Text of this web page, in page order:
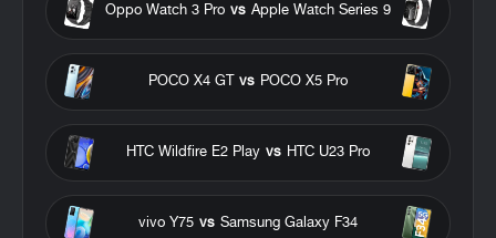
Apple Watch Series 9
vs
Oppo Watch 3 Pro
POCO X5 Pro
vs
POCO X4 GT
HTC U23 Pro
vs
HTC Wildfire E2 Play
Samsung Galaxy F34
vs
vivo Y75